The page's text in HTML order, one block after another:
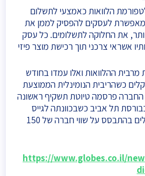
הלוואות כאמצעי לתשלום
לעסקים להפסיק לממן את
את החלוקה לתשלומים. כל עסק
אשראי צרכני תוך רכישת מוצר פיזי
ההלוואות ואלו עמדו בחודש
מיליון שקלים כשהריבית הנומינלית הממוצעת
על 7.91%. החברה פרסמה טיוטת תשקיף ראשונה
תל אביב כשבכוונתה לגייס
עשרות מיליוני שקלים בהתבסס על שווי חברה של 150
https://www.globes.co.il/